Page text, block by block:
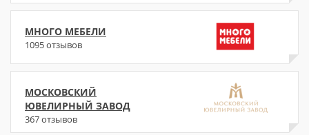
МНОГО МЕБЕЛИ
1095 отзывов
МОСКОВСКИЙ
ЮВЕЛИРНЫЙ ЗАВОД
367 отзывов